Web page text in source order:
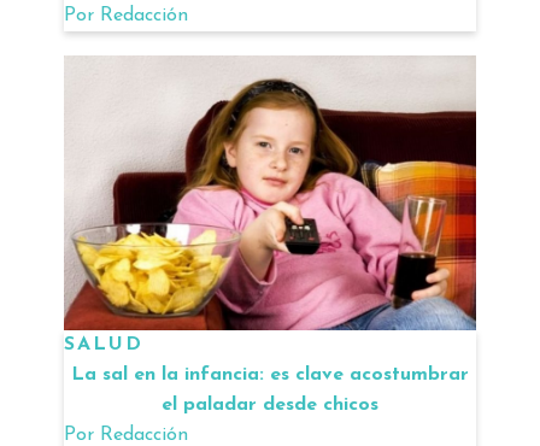
Por Redacción
SALUD
La sal en la infancia: es clave acostumbrar
el paladar desde chicos
Por Redacción